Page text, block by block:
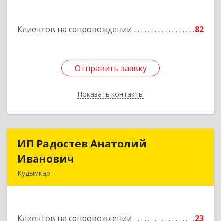
Клиентов на сопровождении 82
Отправить заявку
Показать контакты
Подробнее
Отправить заявку
Назад
ИП Радостев Анатолий
Иванович
Кудымкар
Клиентов на сопровождении 23
ИП Радостев Анатолий
Подробнее